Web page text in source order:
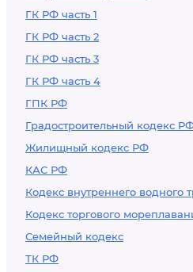
ГК РФ часть 1
ГК РФ часть 2
ГК РФ часть 3
ГК РФ часть 4
ГПК РФ
Градостроительный кодекс
Жилищный кодекс РФ
КАС РФ
Кодекс внутреннего водного
Кодекс торгового
Семейный кодекс
ТК РФ